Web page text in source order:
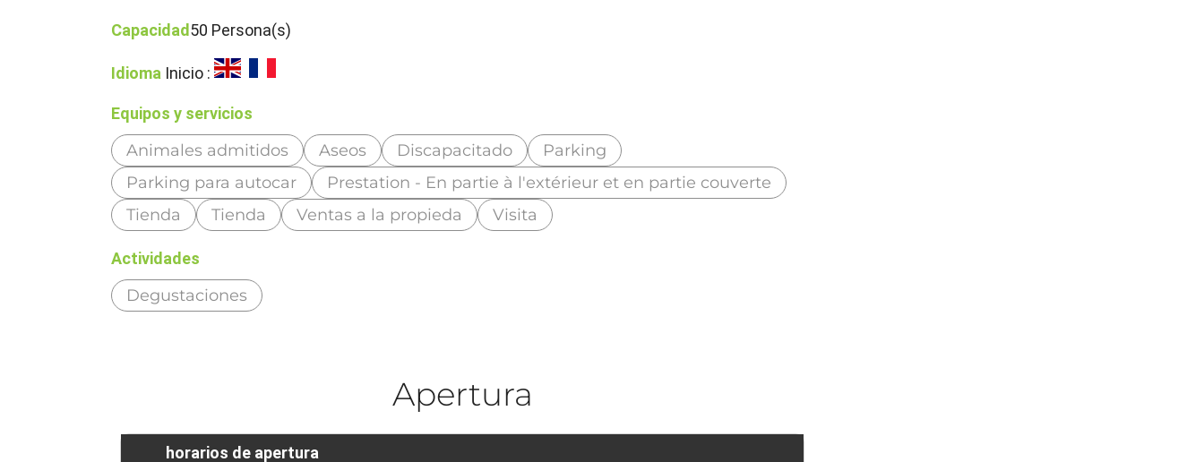
Capacidad50 Persona(s)
Idioma Inicio :
Equipos y servicios
Animales admitidos Aseos Discapacitado
Parking
Parking para autocar
Prestation - En partie à l'extérieur et en partie couverte
Tienda
Tienda Ventas a la propieda Visita
Actividades
Degustaciones
Apertura
horarios de apertura